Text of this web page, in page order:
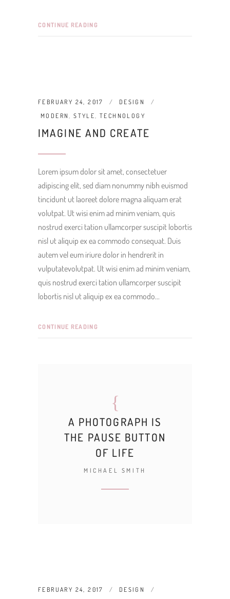
CONTINUE READING
FEBRUARY 24, 2017
DESIGN
MODERN,STYLE,TECHNOLOGY
IMAGINE AND CREATE
Lorem ipsum dolor sit amet, consectetuer
adipiscing elit, sed diam nonummy nibh euismod
tincidunt ut laoreet dolore magna aliquam erat
volutpat. Ut wisi enim ad minim veniam, quis
nostrud exerci tation ullamcorper suscipit lobortis
nisl ut aliquip ex ea commodo consequat. Duis
autem vel eum iriure dolor in hendrerit in
vulputatevolutpat. Ut wisi enim ad minim veniam,
quis nostrud exerci tation ullamcorper suscipit
lobortis nisl ut aliquip ex ea commodo
CONTINUE READING
A PHOTOGRAPH IS
THE PAUSE BUTTON
OF LIFE
MICHAEL SMITH
FEBRUARY 24, 2017
DESIGN